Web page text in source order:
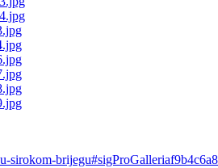
sirokom-